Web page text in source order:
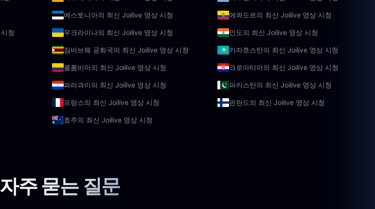
에스토니아의 최신 Joilive 영상 시청 에콰도르의 최신 Joilive 영상 시청
청 우크라이나의 최신 Joilive 영상 시청 인도의 최신 Joilive 영상 시청
짐바브웨 공화국의 최신 Joilive 영상 시청 카자흐스탄의 최신 Joilive 영상 시청
콜롬비아의 최신 Joilive 영상 시청 크로아티아의 최신 Joilive 영상 시청
파라과이의 최신 Joilive 영상 시청 파키스탄의 최신 Joilive 영상 시청
프랑스의 최신 Joilive 영상 시청 핀란드의 최신 Joilive 영상 시청
호주의 최신 Joilive 영상 시청
주 묻는 질문